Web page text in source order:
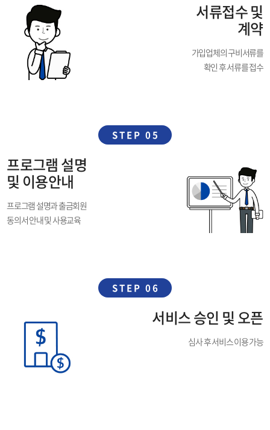
서류접수 및
계약
가입업체의 구비서류를
확인 후 서류를 접수
STEP 05
프로그램 설명
및 이용안내
프로그램 설명과 출금회원
동의서 안내 및 사용교육
STEP 06
서비스 승인 및 오픈
심사 후 서비스 이용 가능